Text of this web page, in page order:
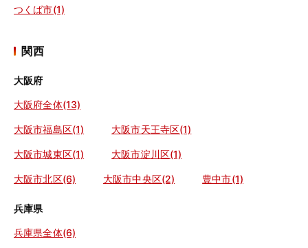
つくば市(1)
関西
大阪府
大阪府全体(13)
大阪市福島区(1) 大阪市天王寺区(1)
大阪市城東区(1) 大阪市淀川区(1)
大阪市北区(6) 大阪市中央区(2) 豊中市(1)
兵庫県
兵庫県全体(6)